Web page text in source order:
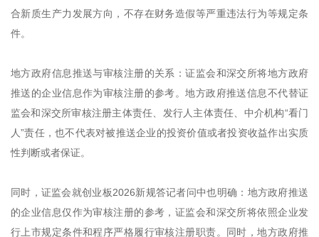
合新质生产力发展方向，不存在财务造假等严重违法行为等规定条
件。
地方政府信息推送与审核注册的关系：证监会和深交所将地方政府
推送的企业信息作为审核注册的参考。地方政府推送信息不代替证
监会和深交所审核注册主体责任、发行人主体责任、中介机构“看门
人”责任，也不代表对被推送企业的投资价值或者投资收益作出实质
性判断或者保证。
同时，证监会就创业板2026新规答记者问中也明确：地方政府推送
的企业信息仅作为审核注册的参考，证监会和深交所将依照企业发
行上市规定条件和程序严格履行审核注册职责。同时，地方政府推